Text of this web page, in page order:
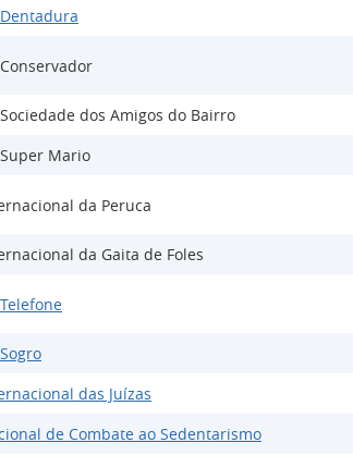
dos Amigos do Bairro
Mario
da Peruca
da Gaita de Foles
das Juízas
de Combate ao Sedentarismo